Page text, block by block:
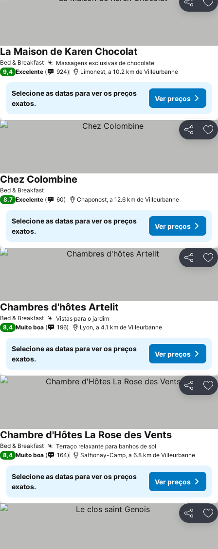
Partilhar
Bed & Breakfast Massagens exclusivas de chocolate
La Maison de Karen Chocolat
9,4 Excelente 924 Limonest, a 10.2 km de Villeurbanne
Selecione as datas para ver os preços
exatos.
Ver preços
Partilhar
Bed & Breakfast
Chez Colombine
8,7 Excelente 60 Chaponost, a 12.6 km de Villeurbanne
Selecione as datas para ver os preços
exatos.
Ver preços
Partilhar
Bed & Breakfast Vistas para o jardim
Chambres d'hôtes Artelit
8,4 Muito boa 196 Lyon, a 4.1 km de Villeurbanne
Selecione as datas para ver os preços
exatos.
Ver preços
Partilhar
Bed & Breakfast Terraço relaxante para banhos de sol
Chambre d'Hôtes La Rose des Vents
8,4 Muito boa 164 Sathonay-Camp, a 6.8 km de Villeurbanne
Selecione as datas para ver os preços
exatos.
Ver preços
Partilhar